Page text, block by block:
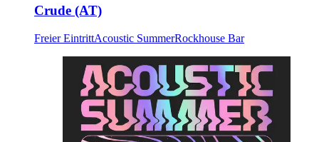
Crude (AT)
Freier EintrittAcoustic SummerRockhouse Bar